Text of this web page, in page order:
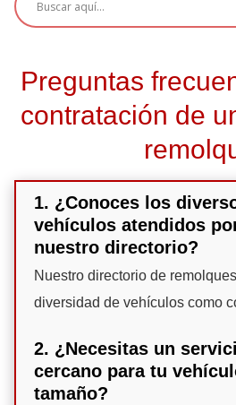
Preguntas
contratación de
1. ¿Conoces los
vehículos atendidos
nuestro directorio?
Nuestro directorio de
diversidad de vehículos como
2. ¿Necesitas un
cercano para tu
tamaño?